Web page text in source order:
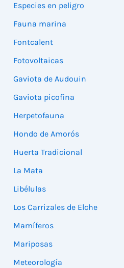
Especies en peligro
Fauna marina
Fontcalent
Fotovoltaicas
Gaviota de Audouin
Gaviota picofina
Herpetofauna
Hondo de Amorós
Huerta Tradicional
La Mata
Libélulas
Los Carrizales de Elche
Mamíferos
Mariposas
Meteorología